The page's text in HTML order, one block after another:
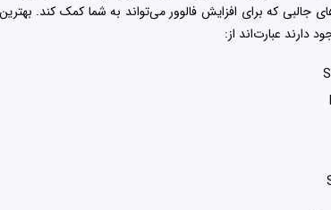
جالبی که برای افزایش فالوور می‌تواند به شما کمک کند.
دارند عبارت‌اند از: